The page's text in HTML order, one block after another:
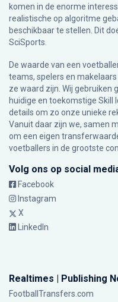
komen in de enorme
realistische op algoritme
beschikbaar te stellen. Dit
SciSports
De waarde van een
teams, spelers en
ze waard zijn. Wij gebruiken
huidige en toekomstige Skill
details om zo onze unieke
Vanuit daar zijn we, samen
om een eigen
voetballers in de grootste
Volg ons op social
Facebook
Instagram
X
LinkedIn
Realtimes | Publishing
FootballTransfers.com